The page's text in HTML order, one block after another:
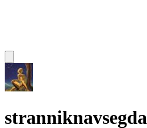
stranniknavsegda